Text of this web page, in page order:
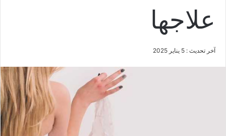
علاجها
آخر تحديث : 5 يناير 2025